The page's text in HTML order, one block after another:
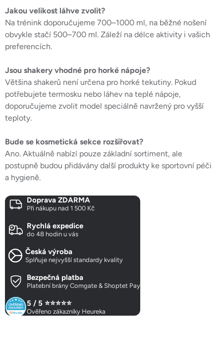
Jakou velikost láhve zvolit?
Na trénink doporučujeme 700–1000 ml, na běžné nošení
obvykle stačí 500–700 ml. Záleží na délce aktivity i vašich
preferencích.
Jsou shakery vhodné pro horké nápoje?
Většina shakerů není určena pro horké tekutiny. Pokud
potřebujete termosku nebo láhev na teplé nápoje,
doporučujeme zvolit model speciálně navržený pro vyšší
teploty.
Bude se kosmetická sekce rozšiřovat?
Ano. Aktuálně nabízí pouze základní sortiment, ale
postupně budou přidávány další produkty ke sportovní péči
a hygieně.
Doprava ZDARMA
Při nákupu nad 1 500 Kč
Rychlá expedice
do 48 hodin u vás
Česká výroba
Splňuje nejvyšší standardy kvality
Bezpečná platba
Platební brány Comgate & Shoptet Pay
5 / 5 ⭐⭐⭐⭐⭐
Ověřeno zákazníky Heureka